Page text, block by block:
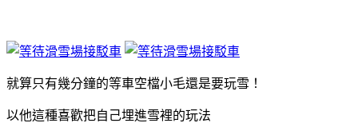
就算只有幾分鐘的等車空檔小毛還是要玩雪！
以他這種喜歡把自己埋進雪裡的玩法